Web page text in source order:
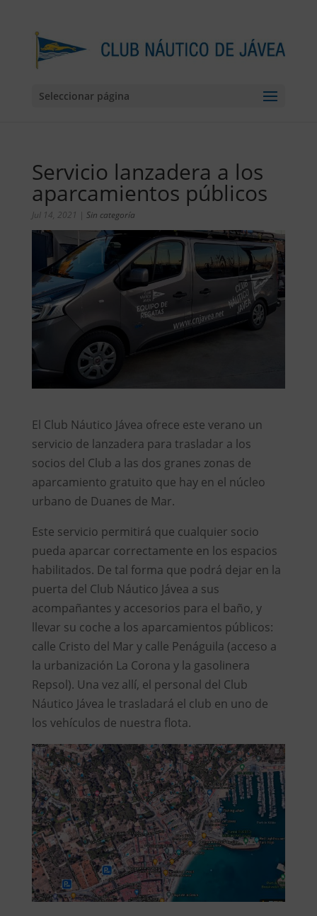
Seleccionar página
Servicio lanzadera a los
aparcamientos públicos
Jul 14, 2021 | Sin categoría
El Club Náutico Jávea ofrece este verano un
servicio de lanzadera para trasladar a los
socios del Club a las dos granes zonas de
aparcamiento gratuito que hay en el núcleo
urbano de Duanes de Mar.
Este servicio permitirá que cualquier socio
pueda aparcar correctamente en los espacios
habilitados. De tal forma que podrá dejar en la
puerta del Club Náutico Jávea a sus
acompañantes y accesorios para el baño, y
llevar su coche a los aparcamientos públicos:
calle Cristo del Mar y calle Penáguila (acceso a
la urbanización La Corona y la gasolinera
Repsol). Una vez allí, el personal del Club
Náutico Jávea le trasladará el club en uno de
los vehículos de nuestra flota.